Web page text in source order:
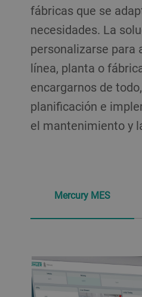
fábricas que se
necesidades. La
personalizarse para
línea, planta o
encargarnos de
planificación e
el mantenimiento y
Mercury MES